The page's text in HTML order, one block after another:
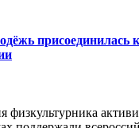
присоединилась к
физкультурника